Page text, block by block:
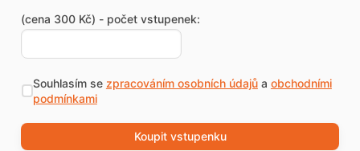
(cena 300 Kč) - počet vstupenek:
Souhlasím se zpracováním osobních údajůa obchodními
podmínkami
Koupit vstupenku